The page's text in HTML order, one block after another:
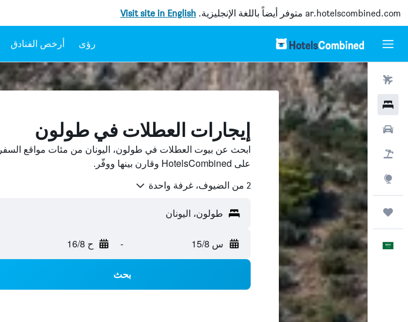
ar.hotelscombined.com متوفر أيضاً باللغة الإنجليزية. Visit site in English
رؤى أرخص الفنادق
رحلات طيران
فنادق
سيارات
حزم العروض
استكشاف
رحلات
العَرَبِيَّة
إيجارات العطلات في طولون
ابحث عن بيوت العطلات في طولون، اليونان من مئات مواقع السفر
على HotelsCombined وقارن بينها ووفّر.
2 من الضيوف، غرفة واحدة
طولون، اليونان
س 15/8 - ح 16/8
بحث